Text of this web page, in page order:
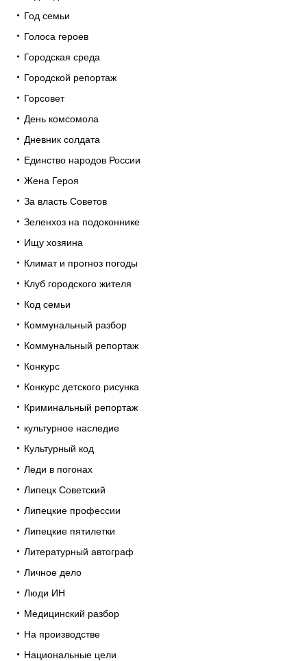
Год семьи
Голоса героев
Городская среда
Городской репортаж
Горсовет
День комсомола
Дневник солдата
Единство народов России
Жена Героя
За власть Советов
Зеленхоз на подоконнике
Ищу хозяина
Климат и прогноз погоды
Клуб городского жителя
Код семьи
Коммунальный разбор
Коммунальный репортаж
Конкурс
Конкурс детского рисунка
Криминальный репортаж
культурное наследие
Культурный код
Леди в погонах
Липецк Советский
Липецкие профессии
Липецкие пятилетки
Литературный автограф
Личное дело
Люди ИН
Медицинский разбор
На производстве
Национальные цели